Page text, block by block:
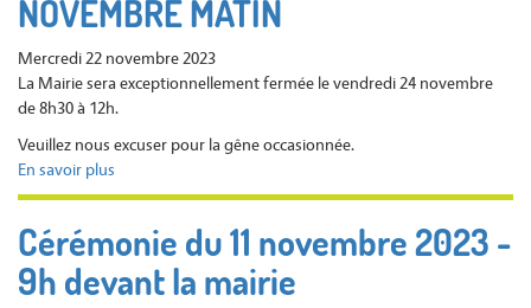
2023
9h-
12h
NOVEMBRE MATIN
Mercredi 22 novembre 2023
La Mairie sera exceptionnellement fermée le vendredi 24 novembre
de 8h30 à 12h.
Veuillez nous excuser pour la gêne occasionnée.
En savoir plus
FERMETURE
DE
MAIRIE
Cérémonie du 11 novembre 2023 -
9h devant la mairie